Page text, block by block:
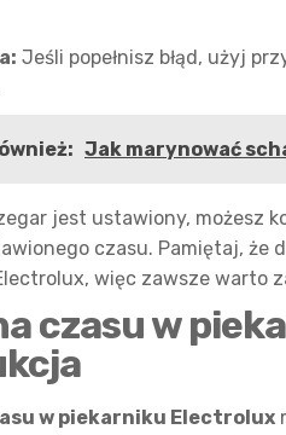
Jeśli popełnisz błąd, użyj
Jak marynować
jest ustawiony, możesz
czasu. Pamiętaj, że
więc zawsze warto
czasu w
w piekarniku Electrolux